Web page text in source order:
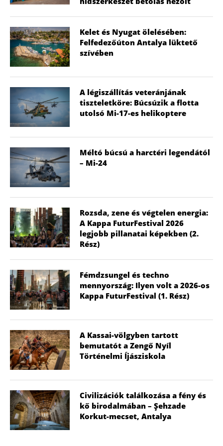
Kelet és Nyugat ölelésében:
Felfedezőúton Antalya lüktető
szívében
A légiszállítás veteránjának
tiszteletköre: Búcsúzik a flotta
utolsó Mi-17-es helikoptere
Méltó búcsú a harctéri legendától
– Mi-24
Rozsda, zene és végtelen energia:
A Kappa FuturFestival 2026
legjobb pillanatai képekben (2.
Rész)
Fémdzsungel és techno
mennyország: Ilyen volt a 2026-os
Kappa FuturFestival (1. Rész)
A Kassai-völgyben tartott
bemutatót a Zengő Nyíl
Történelmi Íjásziskola
Civilizációk találkozása a fény és
kő birodalmában – Şehzade
Korkut-mecset, Antalya